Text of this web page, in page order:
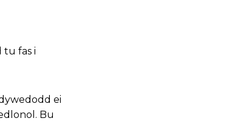
fas i
ei
Bu